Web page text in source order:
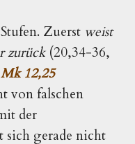
Zuerst weist
zurück(20,34-36,
Mk 12,25
von falschen
der
sich gerade nicht